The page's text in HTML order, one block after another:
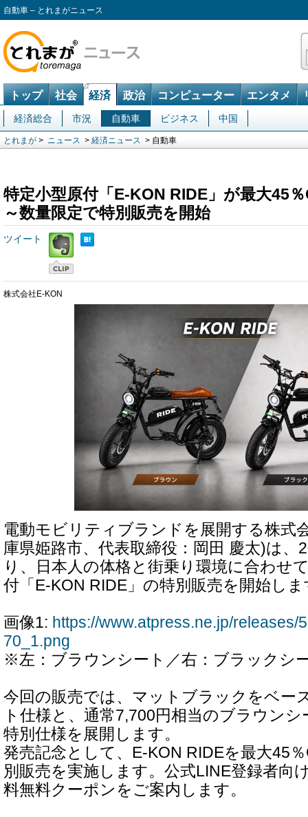
自動車 – とれまがニュース
トップ 社会 経済 政治 コンピューター エンタメ
経済総合 市況 自動車 ビジネス 中国
とれまが > ニュース > 経済ニュース > 自動車
特定小型原付「E-KON RIDE」が最大45
～数量限定で特別販売を開始
ツイート
株式会社E-KON
電動モビリティブランドを展開する株式
庫県姫路市、代表取締役：岡田 慶太)は、
り、日本人の体格と街乗り環境に合わせ
付「E-KON RIDE」の特別販売を開始しま
画像1: https://www.atpress.ne.jp/releases/
70_1.png
※左：ブラウンシート／右：ブラックシ
今回の販売では、マットブラックをベー
ト仕様と、通常7,700円相当のブラウン
特別仕様を展開します。
発売記念として、E-KON RIDEを最大45
別販売を実施します。公式LINE登録者向
料無料クーポンをご案内します。